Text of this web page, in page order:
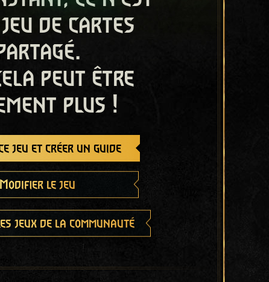
de cartes
peut être
plus !
jeu et créer un guide
Modifier le jeu
jeux de la communauté